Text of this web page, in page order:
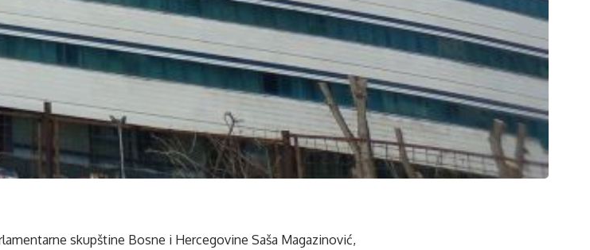
skupštine Bosne i Hercegovine Saša Magazinović,